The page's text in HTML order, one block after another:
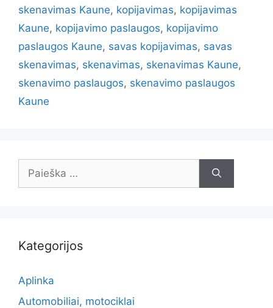
skenavimas Kaune, kopijavimas, kopijavimas
Kaune, kopijavimo paslaugos, kopijavimo
paslaugos Kaune, savas kopijavimas, savas
skenavimas, skenavimas, skenavimas Kaune,
skenavimo paslaugos, skenavimo paslaugos
Kaune
Ieškoti:
Kategorijos
Aplinka
Automobiliai, motociklai